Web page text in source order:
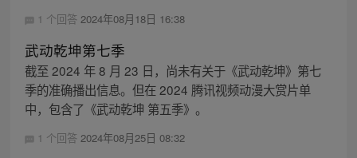
1 个回答 2024年08月18日 16:38
武动乾坤第七季
截至 2024 年 8 月 23 日，尚未有关于《武动乾坤》第七
季的准确播出信息。但在 2024 腾讯视频动漫大赏片单
中，包含了《武动乾坤 第五季》。
1 个回答 2024年08月25日 08:32